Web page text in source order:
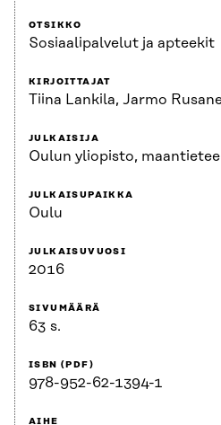
OTSIKKO
Sosiaalipalvelut ja apteekit
KIRJOITTAJAT
Tiina Lankila, Jarmo
JULKAISIJA
Oulun yliopisto,
JULKAISUPAIKKA
Oulu
JULKAISUVUOSI
2016
SIVUMÄÄRÄ
63 s.
ISBN (PDF)
978-952-62-1394-1
AIHE